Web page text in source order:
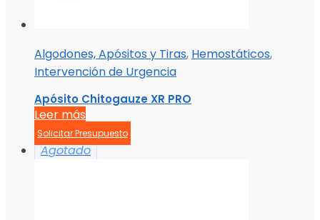
Algodones, Apósitos y Tiras, Hemostáticos,
Intervención de Urgencia
Apósito Chitogauze XR PRO
Leer más
Solicitar Presupuesto
Agotado